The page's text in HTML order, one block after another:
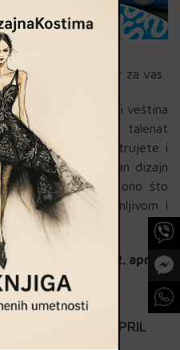
na FSU pravi izbor za vas.
na sticanje znanja i veština
svoj umetnički talenat
Naučićete da ilustrujete i
napravite kompletan dizajn
ukratko, sve ono što
čini izuzetno zanimljivom i
art održaće se 12. aprila,
ISPIT – 12. APRIL